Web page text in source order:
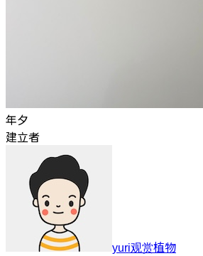
年夕
建立者
yuri观赏植物